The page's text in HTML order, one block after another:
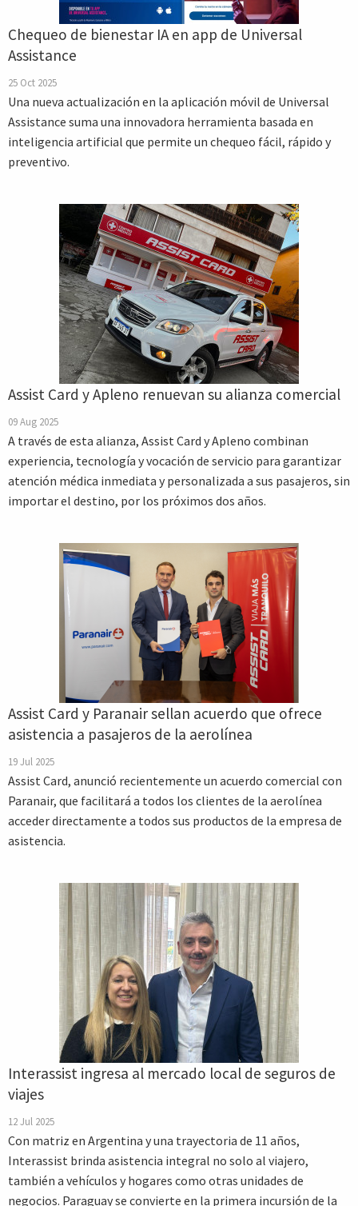
Chequeo de bienestar IA en app de Universal
Assistance
25 Oct 2025
Una nueva actualización en la aplicación móvil de Universal
Assistance suma una innovadora herramienta basada en
inteligencia artificial que permite un chequeo fácil, rápido y
preventivo.
Assist Card y Apleno renuevan su alianza comercial
09 Aug 2025
A través de esta alianza, Assist Card y Apleno combinan
experiencia, tecnología y vocación de servicio para garantizar
atención médica inmediata y personalizada a sus pasajeros, sin
importar el destino, por los próximos dos años.
Assist Card y Paranair sellan acuerdo que ofrece
asistencia a pasajeros de la aerolínea
19 Jul 2025
Assist Card, anunció recientemente un acuerdo comercial con
Paranair, que facilitará a todos los clientes de la aerolínea
acceder directamente a todos sus productos de la empresa de
asistencia.
Interassist ingresa al mercado local de seguros de
viajes
12 Jul 2025
Con matriz en Argentina y una trayectoria de 11 años,
Interassist brinda asistencia integral no solo al viajero,
también a vehículos y hogares como otras unidades de
negocios. Paraguay se convierte en la primera incursión de la